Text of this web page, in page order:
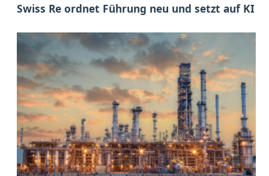
Swiss Re ordnet Führung neu und setzt auf KI